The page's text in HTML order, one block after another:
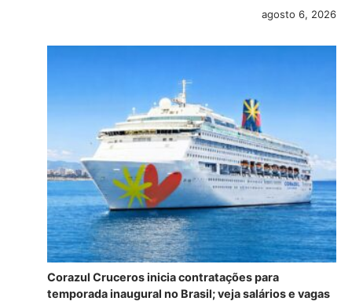
agosto 6, 2026
Corazul Cruceros inicia contratações para
temporada inaugural no Brasil; veja salários e vagas